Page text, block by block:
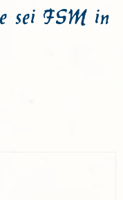
sei FSM in